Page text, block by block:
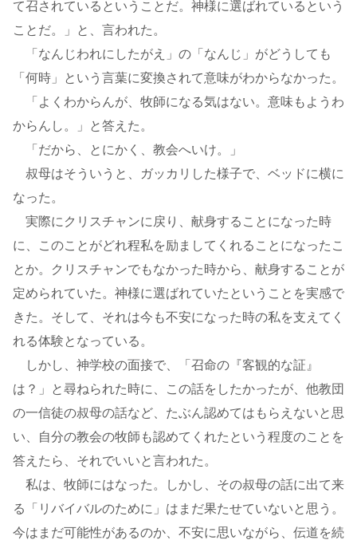
て召されているということだ。神様に選ばれているという
ことだ。」と、言われた。
「なんじわれにしたがえ」の「なんじ」がどうしても
「何時」という言葉に変換されて意味がわからなかった。
「よくわからんが、牧師になる気はない。意味もようわ
からんし。」と答えた。
「だから、とにかく、教会へいけ。」
叔母はそういうと、ガッカリした様子で、ベッドに横に
なった。
実際にクリスチャンに戻り、献身することになった時
に、このことがどれ程私を励ましてくれることになったこ
とか。クリスチャンでもなかった時から、献身することが
定められていた。神様に選ばれていたということを実感で
きた。そして、それは今も不安になった時の私を支えてく
れる体験となっている。
しかし、神学校の面接で、「召命の『客観的な証』
は？」と尋ねられた時に、この話をしたかったが、他教団
の一信徒の叔母の話など、たぶん認めてはもらえないと思
い、自分の教会の牧師も認めてくれたという程度のことを
答えたら、それでいいと言われた。
私は、牧師にはなった。しかし、その叔母の話に出て来
る「リバイバルのために」はまだ果たせていないと思う。
今はまだ可能性があるのか、不安に思いながら、伝道を続